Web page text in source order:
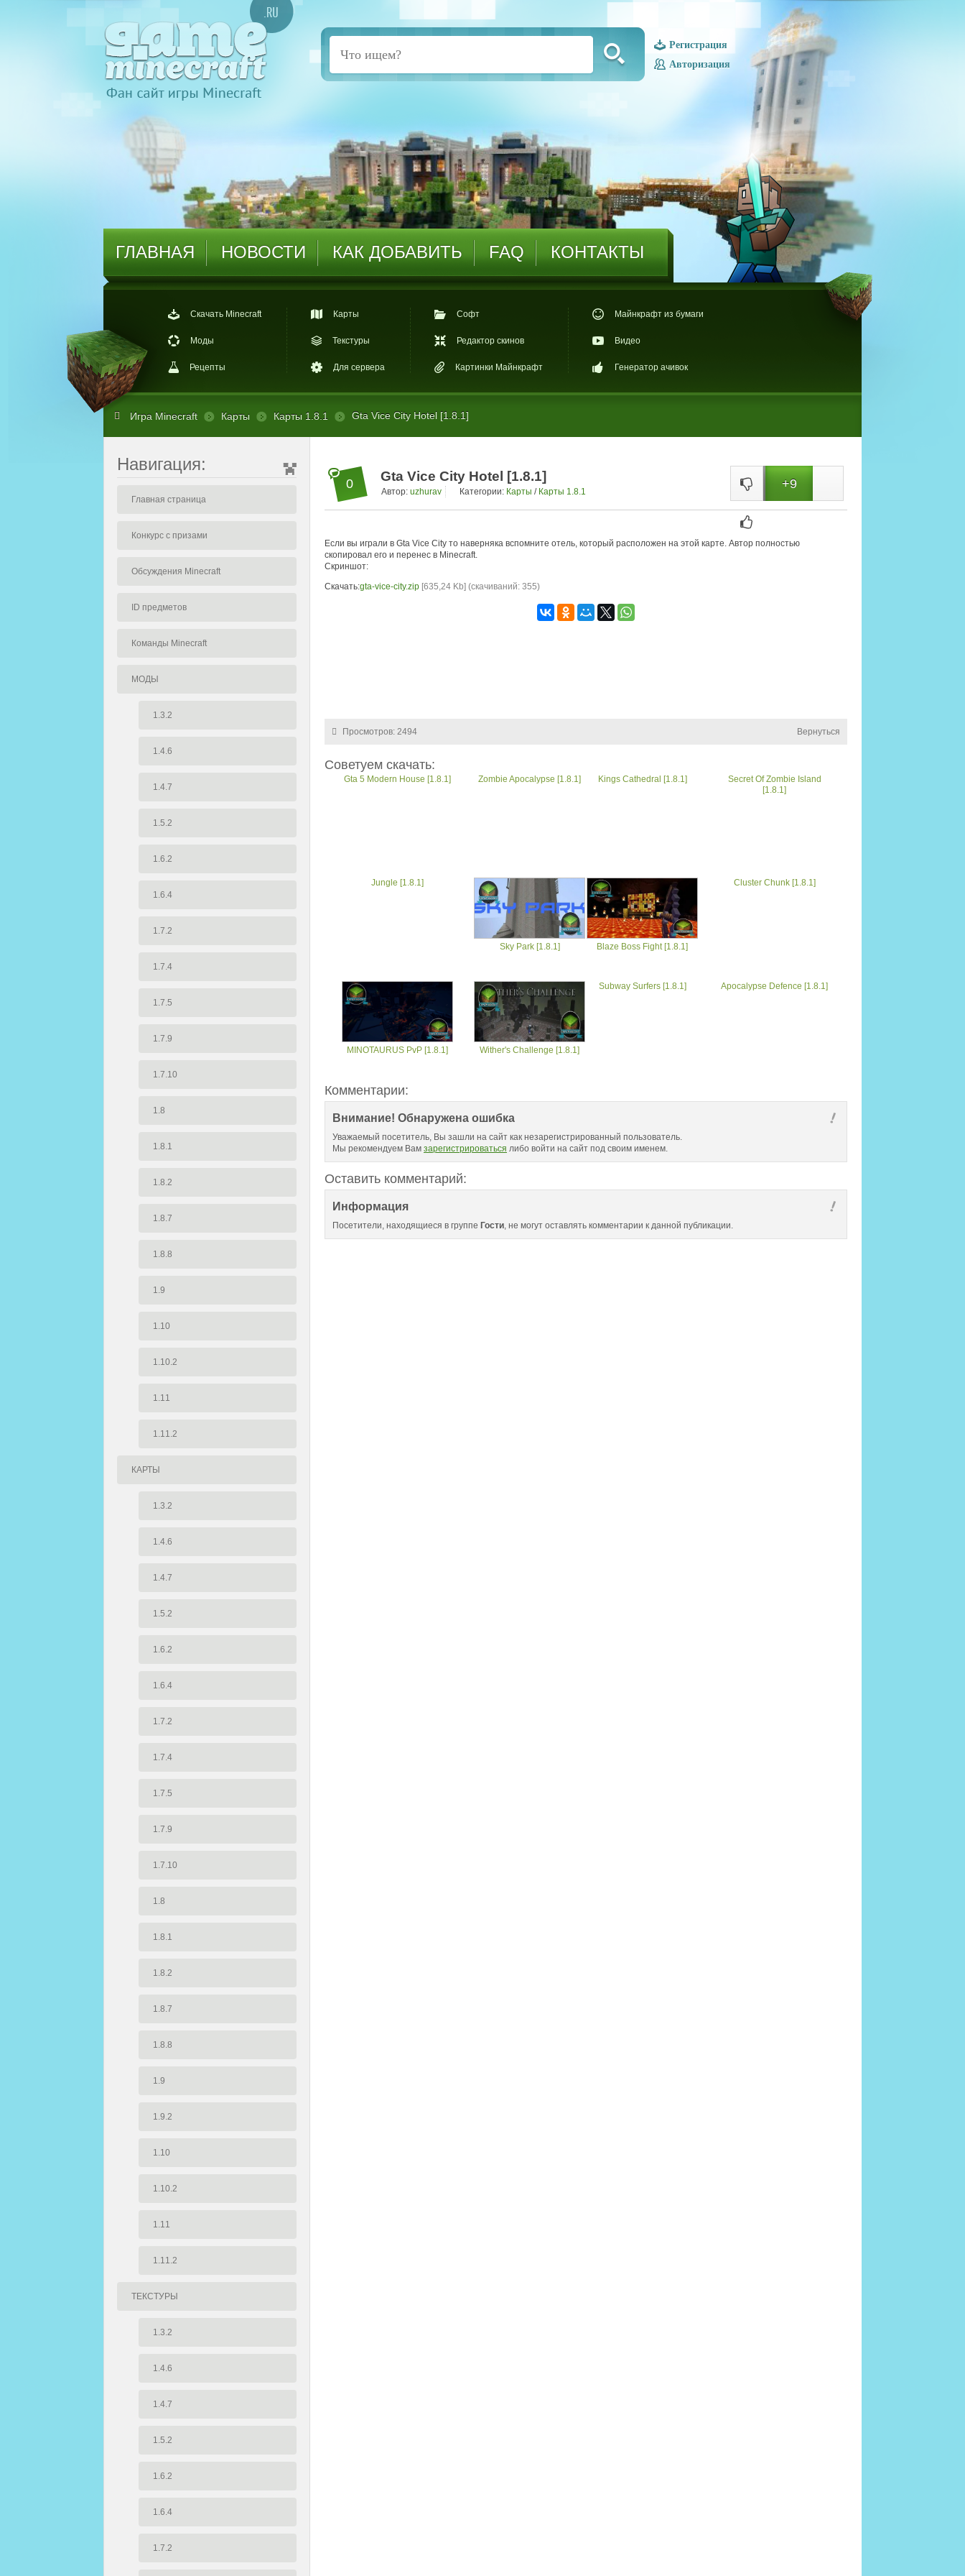
Регистрация
Авторизация
ГЛАВНАЯ НОВОСТИ КАК ДОБАВИТЬ FAQ КОНТАКТЫ
Скачать Minecraft
Моды
Рецепты
Карты
Текстуры
Для сервера
Софт
Редактор скинов
Картинки Майнкрафт
Майнкрафт из бумаги
Видео
Генератор ачивок
Игра Minecraft Карты Карты 1.8.1 Gta Vice City Hotel [1.8.1]
Навигация:
Главная страница
Конкурс с призами
Обсуждения Minecraft
ID предметов
Команды Minecraft
МОДЫ
1.3.2
1.4.6
1.4.7
1.5.2
1.6.2
1.6.4
1.7.2
1.7.4
1.7.5
1.7.9
1.7.10
1.8
1.8.1
1.8.2
1.8.7
1.8.8
1.9
1.10
1.10.2
1.11
1.11.2
КАРТЫ
1.3.2
1.4.6
1.4.7
1.5.2
1.6.2
1.6.4
1.7.2
1.7.4
1.7.5
1.7.9
1.7.10
1.8
1.8.1
1.8.2
1.8.7
1.8.8
1.9
1.9.2
1.10
1.10.2
1.11
1.11.2
ТЕКСТУРЫ
1.3.2
1.4.6
1.4.7
1.5.2
1.6.2
1.6.4
1.7.2
0 Gta Vice City Hotel [1.8.1]
Автор: uzhurav Категории: Карты / Карты 1.8.1
+9
Если вы играли в Gta Vice City то наверняка вспомните отель, который расположен на этой карте. Автор полностью
скопировал его и перенес в Minecraft.
Скриншот:
Скачать:gta-vice-city.zip [635,24 Kb] (cкачиваний: 355)
Просмотров: 2494 Вернуться
Советуем скачать:
Gta 5 Modern House [1.8.1] Zombie Apocalypse [1.8.1] Kings Cathedral [1.8.1]
Secret Of Zombie Island
[1.8.1]
Jungle [1.8.1]
Sky Park [1.8.1] Blaze Boss Fight [1.8.1]
Cluster Chunk [1.8.1]
MINOTAURUS PvP [1.8.1] Wither's Challenge [1.8.1]
Subway Surfers [1.8.1] Apocalypse Defence [1.8.1]
Комментарии:
Внимание! Обнаружена ошибка
Уважаемый посетитель, Вы зашли на сайт как незарегистрированный пользователь.
Мы рекомендуем Вам зарегистрироваться либо войти на сайт под своим именем.
Оставить комментарий:
Информация
Посетители, находящиеся в группе Гости , не могут оставлять комментарии к данной публикации.